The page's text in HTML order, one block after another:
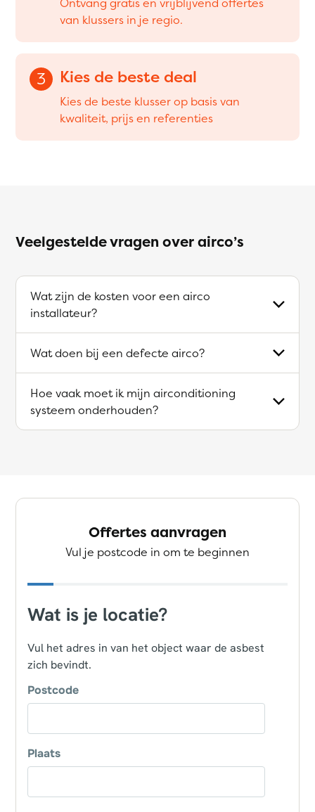
van klussers in je regio.
3 Kies de beste deal
Kies de beste klusser op basis van
kwaliteit, prijs en referenties
Veelgestelde vragen over airco’s
Wat zijn de kosten voor een airco
installateur?
Wat doen bij een defecte airco?
Hoe vaak moet ik mijn airconditioning
systeem onderhouden?
Offertes aanvragen
Vul je postcode in om te beginnen